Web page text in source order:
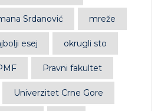
Srdanović mreže
esej okrugli sto
Pravni fakultet
Univerzitet Crne Gore